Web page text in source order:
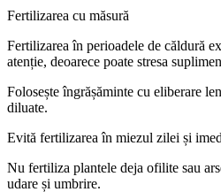
Fertilizarea cu măsură
Fertilizarea în perioadele de căldură
atenție, deoarece poate stresa
Folosește îngrășăminte cu eliberare
diluate.
Evită fertilizarea în miezul zilei și
Nu fertiliza plantele deja ofilite sau
udare și umbrire.